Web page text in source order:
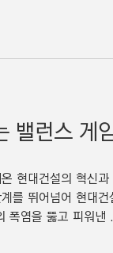
밸런스 게
현대건설의 혁신
뛰어넘어 현대
폭염을 뚫고 피워낸